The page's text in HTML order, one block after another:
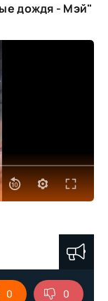
дождя - Мэй"
0 0